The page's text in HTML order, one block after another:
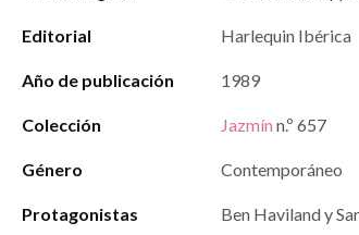
Editorial Harlequin Ibérica
Año de publicación 1989
Colección Jazmín n.º 657
Género Contemporáneo
Protagonistas Ben Haviland y